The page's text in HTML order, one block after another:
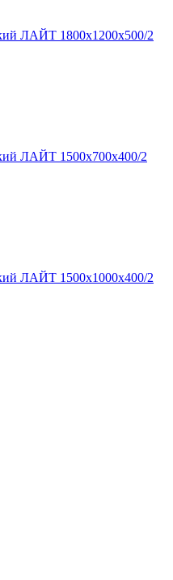
ЛАЙТ 1800x1200x500/2
ЛАЙТ 1500x700x400/2
ЛАЙТ 1500x1000x400/2